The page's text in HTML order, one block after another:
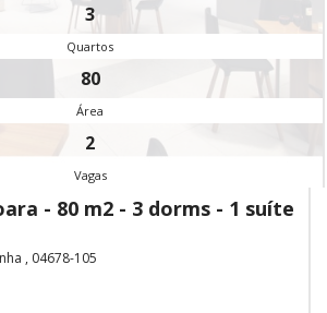
3
Quartos
80
Área
2
Vagas
- 80 m2 - 3 dorms - 1 suíte
, 04678-105